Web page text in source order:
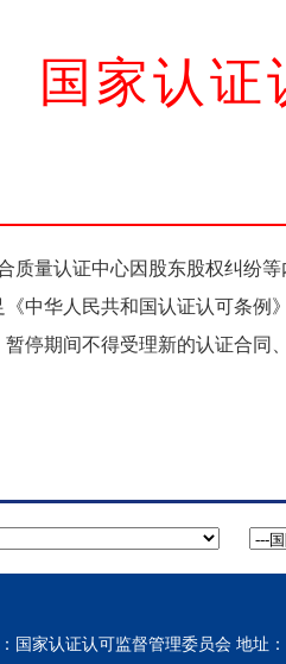
国家认
量认证中心因股东股权纠纷等
中华人民共和国认证认可条例
停期间不得受理新的认证合同
国家认证认可监督管理委员会 地址